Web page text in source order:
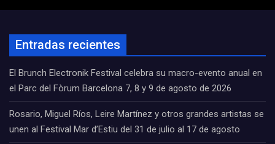
Entradas recientes
El Brunch Electronik Festival celebra su macro-evento anual en
el Parc del Fòrum Barcelona 7, 8 y 9 de agosto de 2026
Rosario, Miguel Ríos, Leire Martínez y otros grandes artistas se
unen al Festival Mar d’Estiu del 31 de julio al 17 de agosto